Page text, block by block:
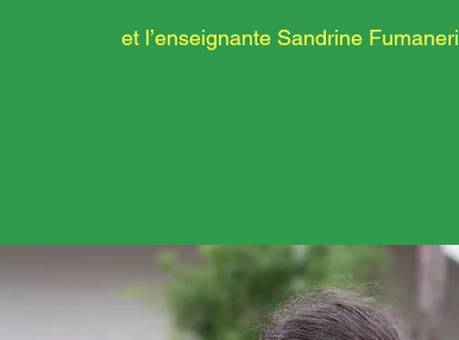
et l’enseignante Sandrine Fumaneri